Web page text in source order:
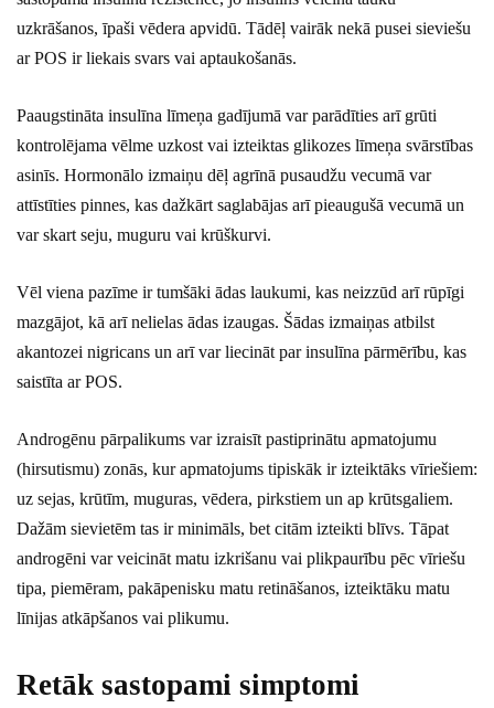
uzkrāšanos, īpaši vēdera apvidū. Tādēļ vairāk nekā pusei sieviešu
ar POS ir liekais svars vai aptaukošanās.
Paaugstināta insulīna līmeņa gadījumā var parādīties arī grūti
kontrolējama vēlme uzkost vai izteiktas glikozes līmeņa svārstības
asinīs. Hormonālo izmaiņu dēļ agrīnā pusaudžu vecumā var
attīstīties pinnes, kas dažkārt saglabājas arī pieaugušā vecumā un
var skart seju, muguru vai krūškurvi.
Vēl viena pazīme ir tumšāki ādas laukumi, kas neizzūd arī rūpīgi
mazgājot, kā arī nelielas ādas izaugas. Šādas izmaiņas atbilst
akantozei nigricans un arī var liecināt par insulīna pārmērību, kas
saistīta ar POS.
Androgēnu pārpalikums var izraisīt pastiprinātu apmatojumu
(hirsutismu) zonās, kur apmatojums tipiskāk ir izteiktāks vīriešiem:
uz sejas, krūtīm, muguras, vēdera, pirkstiem un ap krūtsgaliem.
Dažām sievietēm tas ir minimāls, bet citām izteikti blīvs. Tāpat
androgēni var veicināt matu izkrišanu vai plikpaurību pēc vīriešu
tipa, piemēram, pakāpenisku matu retināšanos, izteiktāku matu
līnijas atkāpšanos vai plikumu.
Retāk sastopami simptomi